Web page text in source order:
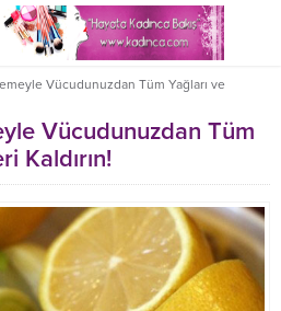
Vücudunuzdan Tüm Yağları ve
Vücudunuzdan Tüm
Kaldırın!